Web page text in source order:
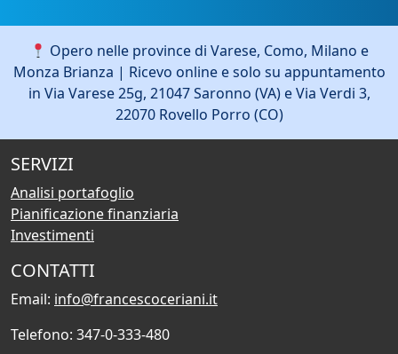
Opero nelle province di Varese, Como, Milano e
Monza Brianza | Ricevo online e solo su appuntamento
in Via Varese 25g, 21047 Saronno (VA) e Via Verdi 3,
22070 Rovello Porro (CO)
SERVIZI
Analisi portafoglio
Pianificazione finanziaria
Investimenti
CONTATTI
Email: info@francescoceriani.it
Telefono: 347-0-333-480